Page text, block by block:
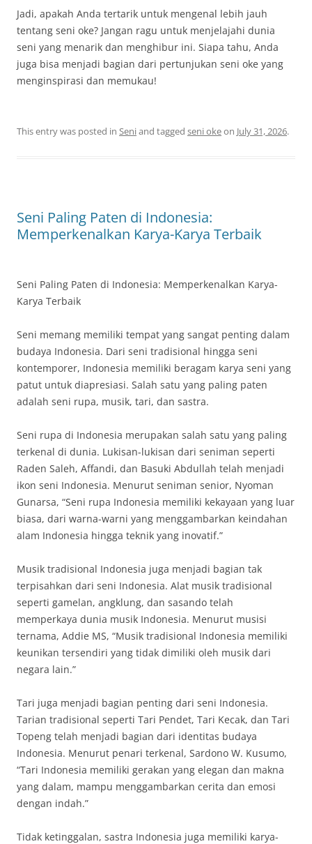
Jadi, apakah Anda tertarik untuk mengenal lebih jauh
tentang seni oke? Jangan ragu untuk menjelajahi dunia
seni yang menarik dan menghibur ini. Siapa tahu, Anda
juga bisa menjadi bagian dari pertunjukan seni oke yang
menginspirasi dan memukau!
This entry was posted in Seniand tagged seni okeon July 31, 2026.
Seni Paling Paten di Indonesia:
Memperkenalkan Karya-Karya Terbaik
Seni Paling Paten di Indonesia: Memperkenalkan Karya-
Karya Terbaik
Seni memang memiliki tempat yang sangat penting dalam
budaya Indonesia. Dari seni tradisional hingga seni
kontemporer, Indonesia memiliki beragam karya seni yang
patut untuk diapresiasi. Salah satu yang paling paten
adalah seni rupa, musik, tari, dan sastra.
Seni rupa di Indonesia merupakan salah satu yang paling
terkenal di dunia. Lukisan-lukisan dari seniman seperti
Raden Saleh, Affandi, dan Basuki Abdullah telah menjadi
ikon seni Indonesia. Menurut seniman senior, Nyoman
Gunarsa, “Seni rupa Indonesia memiliki kekayaan yang luar
biasa, dari warna-warni yang menggambarkan keindahan
alam Indonesia hingga teknik yang inovatif.”
Musik tradisional Indonesia juga menjadi bagian tak
terpisahkan dari seni Indonesia. Alat musik tradisional
seperti gamelan, angklung, dan sasando telah
memperkaya dunia musik Indonesia. Menurut musisi
ternama, Addie MS, “Musik tradisional Indonesia memiliki
keunikan tersendiri yang tidak dimiliki oleh musik dari
negara lain.”
Tari juga menjadi bagian penting dari seni Indonesia.
Tarian tradisional seperti Tari Pendet, Tari Kecak, dan Tari
Topeng telah menjadi bagian dari identitas budaya
Indonesia. Menurut penari terkenal, Sardono W. Kusumo,
“Tari Indonesia memiliki gerakan yang elegan dan makna
yang dalam, mampu menggambarkan cerita dan emosi
dengan indah.”
Tidak ketinggalan, sastra Indonesia juga memiliki karya-